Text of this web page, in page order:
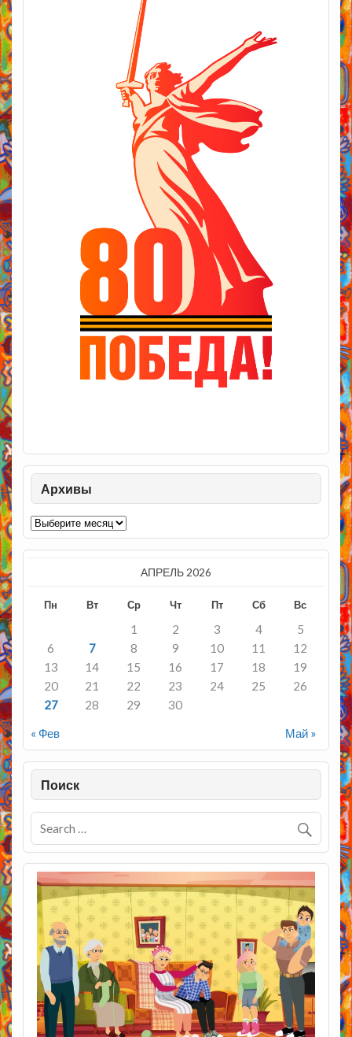
Архивы
Архивы
АПРЕЛЬ 2026
Пн Вт Ср Чт Пт Сб Вс
« Фев Май »
1 2 3 4
5
6
7 8 9 10 11
12
13
14 15 16 17 18
19
20
21 22 23 24 25
26
27
28 29 30
Поиск